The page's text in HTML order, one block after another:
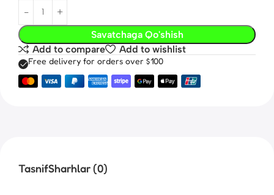
Savatchaga Qo'shish
Add to compare
Add to wishlist
Free delivery for orders over $100
TasnifSharhlar (0)